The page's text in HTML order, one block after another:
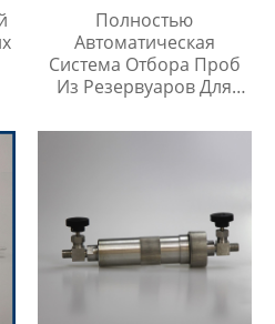
Полностью
Автоматическая
Система Отбора Проб
Из Резервуаров Для
Любой Высоте